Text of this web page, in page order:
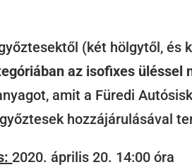
(két hölgytől, és
az isofixes üléssel
amit a Füredi
hozzájárulásával
2020. április 20. 14:00 óra